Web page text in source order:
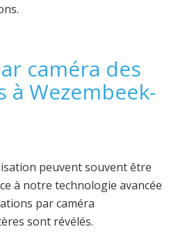
caméra des
à Wezembeek-
peuvent souvent être
à notre technologie avancée
par caméra
sont révélés.